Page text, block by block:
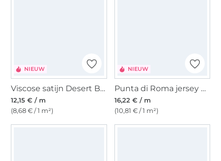
NIEUW
Viscose satijn Desert Bloom, roze
12,15 € / m
(8,68 € / 1 m²)
NIEUW
Punta di Roma jersey Graphic Flow, bordeauxrood
16,22 € / m
(10,81 € / 1 m²)